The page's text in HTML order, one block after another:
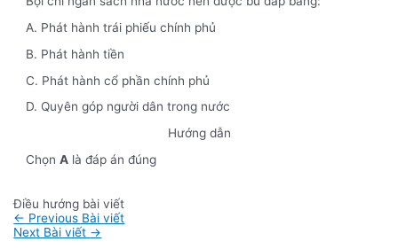
A. Phát hành trái phiếu chính phủ
B. Phát hành tiền
C. Phát hành cổ phần chính phủ
D. Quyên góp người dân trong nước
Hướng dẫn
ChọnA là đáp án đúng
Điều hướng bài viết
← Previous Bài viết
Next Bài viết →